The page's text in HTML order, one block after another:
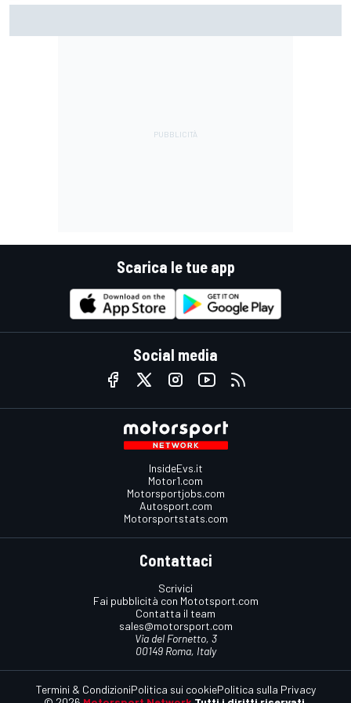
Scarica le tue app
Social media
InsideEvs.it
Motor1.com
Motorsportjobs.com
Autosport.com
Motorsportstats.com
Contattaci
Scrivici
Fai pubblicità con Mototsport.com
Contatta il team
sales@motorsport.com
Via del Fornetto, 3
00149 Roma, Italy
Termini & CondizioniPolitica sui cookiePolitica sulla Privacy